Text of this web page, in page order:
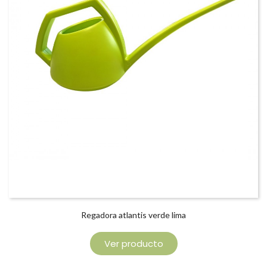
Regadora atlantis verde lima
Ver producto